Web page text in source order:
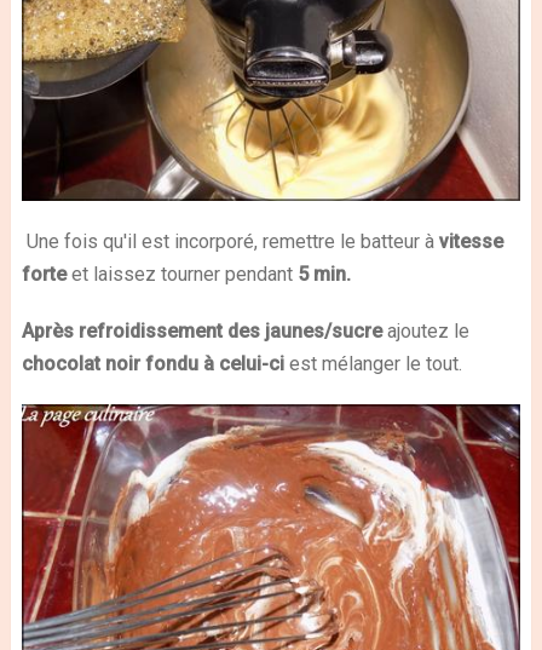
Une fois qu'il est incorporé, remettre le batteur à vitesse
forteet laissez tourner pendant5 min.
Après refroidissement des jaunes/sucreajoutez le
chocolat noir fondu à celui-ci est mélanger le tout.